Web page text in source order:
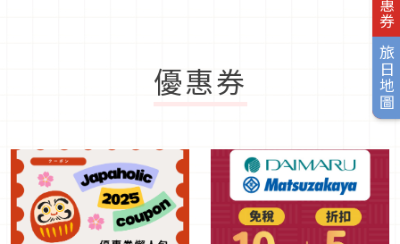
旅日地圖
優惠券